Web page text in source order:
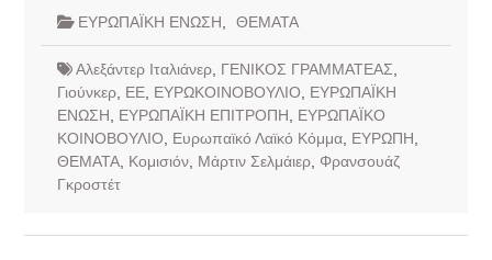
ΕΥΡΩΠΑΪΚΗ ΕΝΩΣΗ ΘΕΜΑΤΑ
Αλεξάντερ Ιταλιάνερ, ΓΕΝΙΚΟΣ ΓΡΑΜΜΑΤΕΑΣ
Γιούνκερ, ΕΕ, ΕΥΡΩΚΟΙΝΟΒΟΥΛΙΟ
ΕΥΡΩΠΑΪΚΗ
ΕΝΩΣΗ
ΕΥΡΩΠΑΪΚΗ ΕΠΙΤΡΟΠΗ
ΕΥΡΩΠΑΪΚΟ
ΚΟΙΝΟΒΟΥΛΙΟ
Ευρωπαϊκό Λαϊκό Κόμμα, ΕΥΡΩΠΗ
ΘΕΜΑΤΑ, Κομισιόν, Μάρτιν Σελμάιερ, Φρανσουάζ
Γκροστέτ